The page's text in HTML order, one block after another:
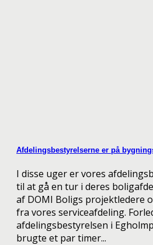
Afdelingsbestyrelserne er på
I disse uger er vores
til at gå en tur i deres
af DOMI Boligs projektledere
fra vores serviceafdeling.
afdelingsbestyrelsen i
brugte et par timer...